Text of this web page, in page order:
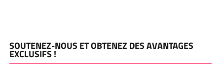
SOUTENEZ-NOUS ET OBTENEZ DES AVANTAGES
EXCLUSIFS !